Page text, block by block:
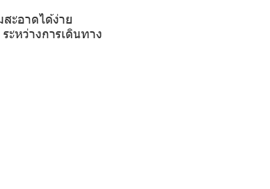
ะอาดได้ง่าย
ะหว่างการเดินทาง